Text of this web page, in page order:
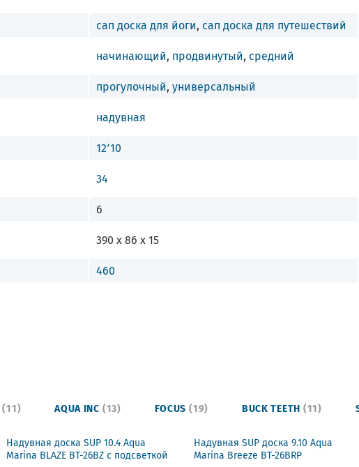
сап доска для йоги, сап доска для путешествий
начинающий, продвинутый, средний
прогулочный, универсальный
надувная
12ʹ10
34
6
390 x 86 x 15
460
(11) AQUA INC (13) FOCUS (19) BUCK TEETH (11)
Надувная доска SUP 10.4 Aqua
Marina BLAZE BT-26BZ с подсветкой
Надувная SUP доска 9.10 Aqua
Marina Breeze BT-26BRP